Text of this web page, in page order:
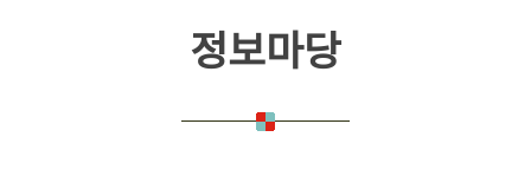
정보마당